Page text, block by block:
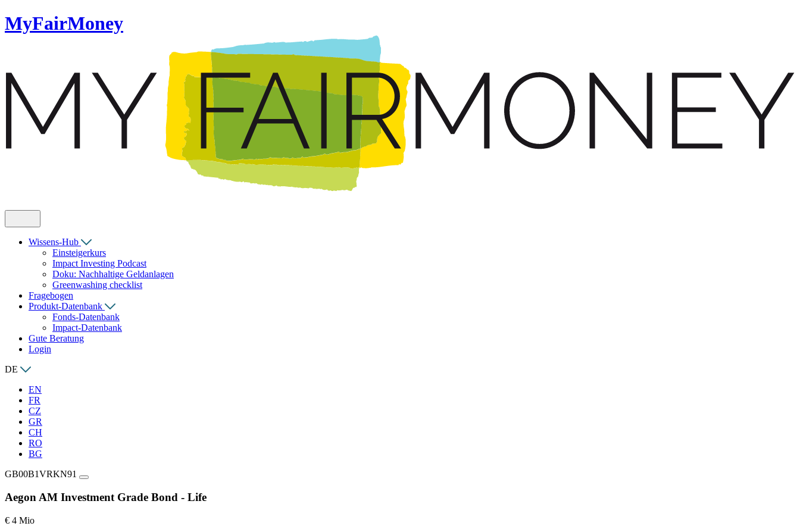
MyFairMoney
Wissens-Hub
Einsteigerkurs
Impact Investing Podcast
Doku: Nachhaltige Geldanlagen
Greenwashing checklist
Fragebogen
Produkt-Datenbank
Fonds-Datenbank
Impact-Datenbank
Gute Beratung
Login
DE
EN
FR
CZ
GR
CH
RO
BG
GB00B1VRKN91
Aegon AM Investment Grade Bond - Life
€ 4 Mio